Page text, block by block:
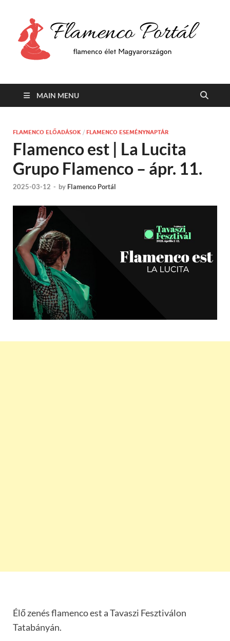
MAIN MENU
FLAMENCO ELŐADÁSOK / FLAMENCO ESEMÉNYNAPTÁR
Flamenco est | La Lucita
Grupo Flamenco – ápr. 11.
2025-03-12 - by Flamenco Portál
Élő zenés flamenco est a Tavaszi Fesztiválon
Tatabányán.